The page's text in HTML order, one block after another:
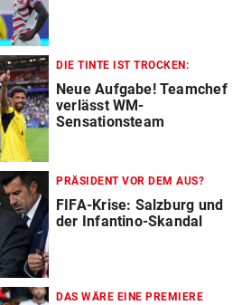
DIE TINTE IST TROCKEN:
Neue Aufgabe! Teamchef
verlässt WM-
Sensationsteam
PRÄSIDENT VOR DEM AUS?
FIFA-Krise: Salzburg und
der Infantino-Skandal
DAS WÄRE EINE PREMIERE